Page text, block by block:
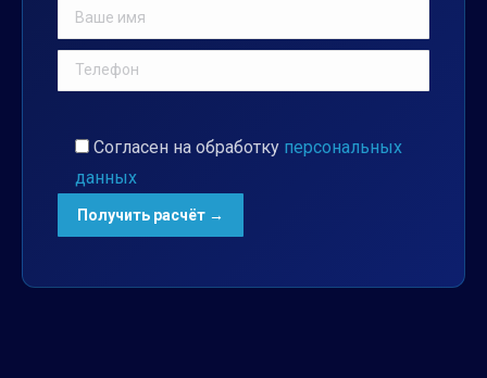
Согласен на обработку персональных
данных